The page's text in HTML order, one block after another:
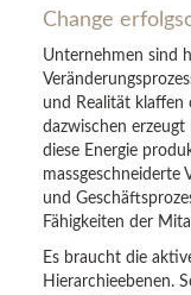
Change
Unternehmen sind
und Realität klaffen
dazwischen
diese Energie
massgeschneiderte
und
Fähigkeiten der
Es braucht die
Hierarchieebenen.